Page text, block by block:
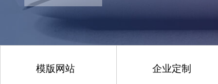
模版网站 企业定制